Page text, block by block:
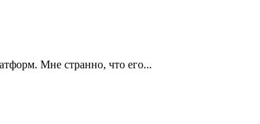
Мне странно, что его...